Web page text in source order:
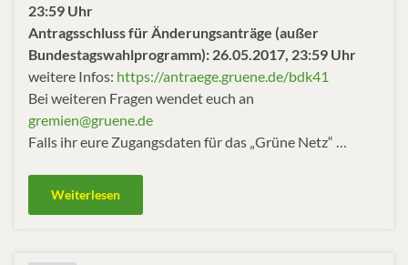
23:59 Uhr
Antragsschluss für Änderungsanträge (außer
Bundestagswahlprogramm): 26.05.2017, 23:59 Uhr
weitere Infos: https://antraege.gruene.de/bdk41
Bei weiteren Fragen wendet euch an
gremien@gruene.de
Falls ihr eure Zugangsdaten für das „Grüne Netz“ …
Weiterlesen